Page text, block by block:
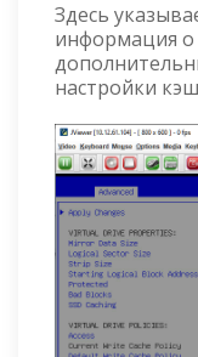
Здесь
информация
настройки